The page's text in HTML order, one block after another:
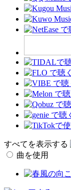
すべてを表示する
曲を使用